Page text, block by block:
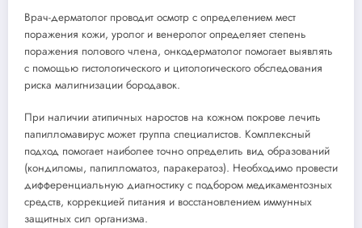
Врач-дерматолог проводит осмотр с определением мест
поражения кожи, уролог и венеролог определяет степень
поражения полового члена, онкодерматолог помогает выявлять
с помощью гистологического и цитологического обследования
риска малигнизации бородавок.
При наличии атипичных наростов на кожном покрове лечить
папилломавирус может группа специалистов. Комплексный
подход помогает наиболее точно определить вид образований
(кондиломы, папилломатоз, паракератоз). Необходимо провести
дифференциальную диагностику с подбором медикаментозных
средств, коррекцией питания и восстановлением иммунных
защитных сил организма.